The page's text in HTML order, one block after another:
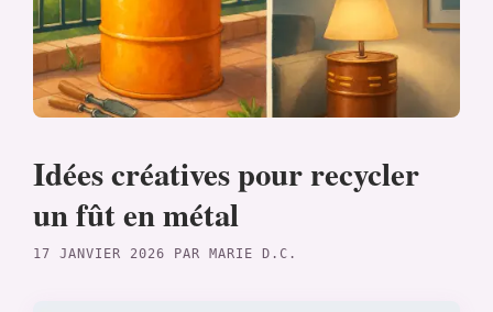
Idées créatives pour recycler
un fût en métal
17 JANVIER 2026 PAR MARIE D.C.